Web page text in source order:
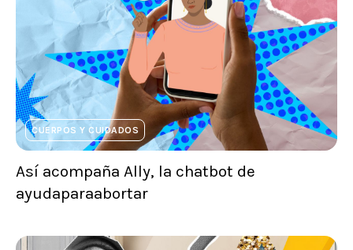
CUERPOS Y CUIDADOS
Así acompaña Ally, la chatbot de
ayudaparaabortar